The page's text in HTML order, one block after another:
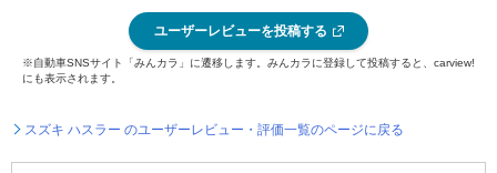
ユーザーレビューを投稿する
※自動車SNSサイト「みんカラ」に遷移します。みんカラに登録して投稿すると、carview!
にも表示されます。
スズキ ハスラー のユーザーレビュー・評価一覧のページに戻る